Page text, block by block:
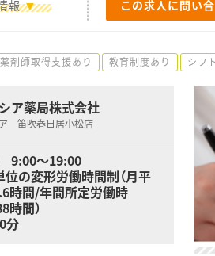
報 この求人に問い
剤師取得支援あり 教育制度あり シフ
ア薬局株式会社
笛吹春日居小松店
9:00～19:00
位の変形労働時間制（月平
時間/年間所定労働時
時間）
分